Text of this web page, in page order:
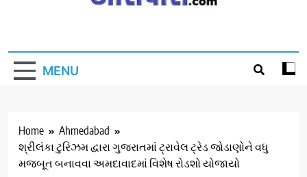
MENU
Home
Ahmedabad
શ્રીલંકા ટુરિઝમ દ્વારા ગુજરાતમાં ટ્રાવેલ ટ્રેડ જોડાણોને વધુ
મજબૂત બનાવવા અમદાવાદમાં વિશેષ રોડશો યોજાયો